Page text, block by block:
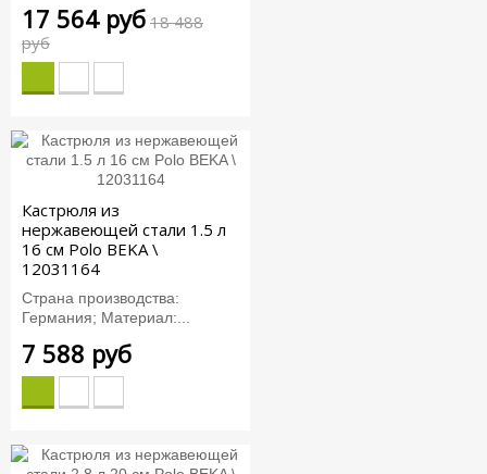
17 564 руб 18 488
руб
Кастрюля из
нержавеющей стали 1.5 л
16 см Polo BEKA \
12031164
Страна производства:
Германия; Материал:...
7 588 руб